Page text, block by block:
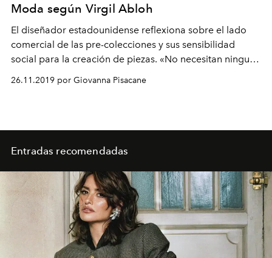
Moda según Virgil Abloh
El diseñador estadounidense reflexiona sobre el lado
comercial de las pre-colecciones y sus sensibilidad
social para la creación de piezas. «No necesitan ninguna
poético», en palabras de Abloh.
26.11.2019 por Giovanna Pisacane
Entradas recomendadas